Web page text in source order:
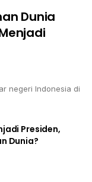
Dunia
negeri Indonesia di
Presiden,
Dunia?